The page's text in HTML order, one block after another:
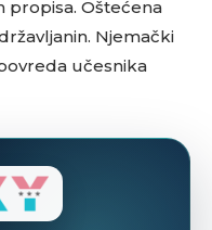
propisa. Oštećena
Njemački
učesnika